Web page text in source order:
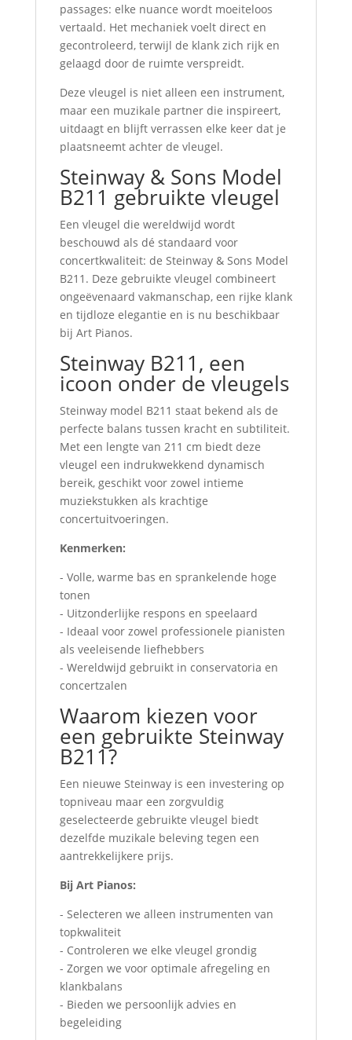
passages: elke nuance wordt moeiteloos
vertaald. Het mechaniek voelt direct en
gecontroleerd, terwijl de klank zich rijk en
gelaagd door de ruimte verspreidt.
Deze vleugel is niet alleen een instrument,
maar een muzikale partner die inspireert,
uitdaagt en blijft verrassen elke keer dat je
plaatsneemt achter de vleugel.
Steinway & Sons Model
B211 gebruikte vleugel
Een vleugel die wereldwijd wordt
beschouwd als dé standaard voor
concertkwaliteit: de Steinway & Sons Model
B211. Deze gebruikte vleugel combineert
ongeëvenaard vakmanschap, een rijke klank
en tijdloze elegantie en is nu beschikbaar
bij Art Pianos.
Steinway B211, een
icoon onder de vleugels
Steinway model B211 staat bekend als de
perfecte balans tussen kracht en subtiliteit.
Met een lengte van 211 cm biedt deze
vleugel een indrukwekkend dynamisch
bereik, geschikt voor zowel intieme
muziekstukken als krachtige
concertuitvoeringen.
Kenmerken:
- Volle, warme bas en sprankelende hoge
tonen
- Uitzonderlijke respons en speelaard
- Ideaal voor zowel professionele pianisten
als veeleisende liefhebbers
- Wereldwijd gebruikt in conservatoria en
concertzalen
Waarom kiezen voor
een gebruikte Steinway
B211?
Een nieuwe Steinway is een investering op
topniveau maar een zorgvuldig
geselecteerde gebruikte vleugel biedt
dezelfde muzikale beleving tegen een
aantrekkelijkere prijs.
Bij Art Pianos:
- Selecteren we alleen instrumenten van
topkwaliteit
- Controleren we elke vleugel grondig
- Zorgen we voor optimale afregeling en
klankbalans
- Bieden we persoonlijk advies en
begeleiding